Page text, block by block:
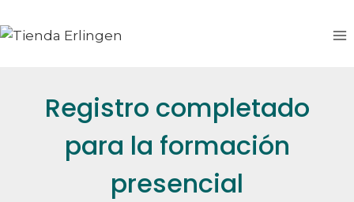
al
Registro completado
para la formación
presencial